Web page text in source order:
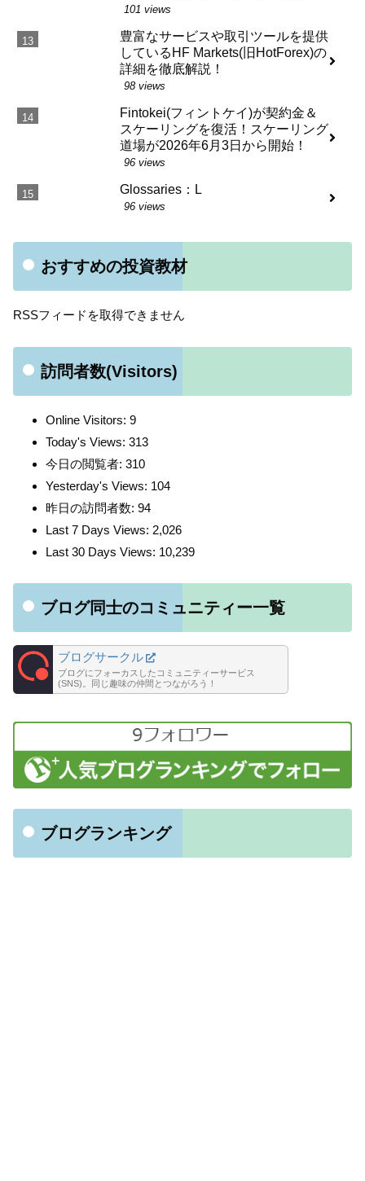
101 views
豊富なサービスや取引ツールを提供
しているHF Markets(旧HotForex)の
詳細を徹底解説！
98 views
Fintokei(フィントケイ)が契約金＆
スケーリングを復活！スケーリング
道場が2026年6月3日から開始！
96 views
Glossaries：L
96 views
おすすめの投資教材
RSSフィードを取得できません
訪問者数(Visitors)
Online Visitors: 9
Today's Views: 313
今日の閲覧者: 310
Yesterday's Views: 104
昨日の訪問者数: 94
Last 7 Days Views: 2,026
Last 30 Days Views: 10,239
ブログ同士のコミュニティー一覧
ブログサークル
ブログにフォーカスしたコミュニティーサービス
(SNS)。同じ趣味の仲間とつながろう！
ブログランキング